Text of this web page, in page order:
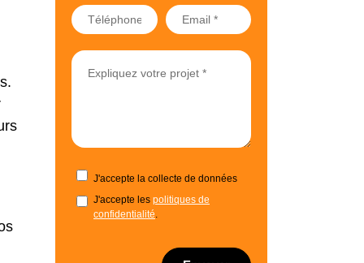
J'accepte la collecte de données
J'accepte les politiques de
confidentialité.